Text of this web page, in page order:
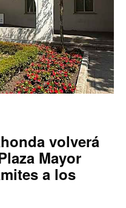
volverá
Mayor
a los